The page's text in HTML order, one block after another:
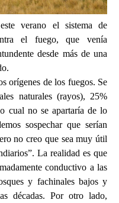
verano el sistema de
el fuego, que venía
desde más de una
orígenes de los fuegos. Se
naturales (rayos), 25%
cual no se apartaría de lo
sospechar que serían
no creo que sea muy útil
La realidad es que
conductivo a las
y fachinales bajos y
décadas. Por otro lado,